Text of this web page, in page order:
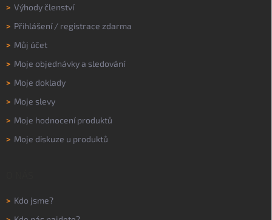
> Výhody členství
> Přihlášení/ registrace zdarma
> Můj účet
> Moje objednávky a sledování
> Moje doklady
> Moje slevy
> Moje hodnocení produktů
> Moje diskuze u produktů
> Kdo jsme?